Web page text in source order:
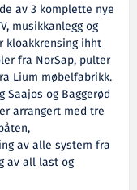
av 3 komplette nye
musikkanlegg og
kloakkrensing ihht
fra NorSap, pulter
Lium møbelfabrikk.
og Baggerød
arrangert med tre
av alle system fra
av all last og